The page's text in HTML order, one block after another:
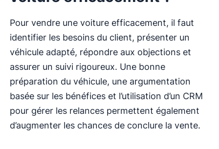
Pour vendre une voiture efficacement, il faut
identifier les besoins du client, présenter un
véhicule adapté, répondre aux objections et
assurer un suivi rigoureux. Une bonne
préparation du véhicule, une argumentation
basée sur les bénéfices et l’utilisation d’un CRM
pour gérer les relances permettent également
d’augmenter les chances de conclure la vente.